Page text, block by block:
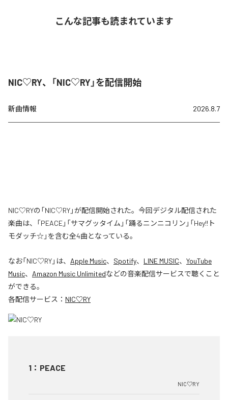
こんな記事も読まれています
NIC♡RY、「NIC♡RY」を配信開始
新曲情報 2026.8.7
NIC♡RYの「NIC♡RY」が配信開始された。今回デジタル配信された
楽曲は、「PEACE」「サマグッタイム」「踊るニンニコリン」「Hey!!ト
モダッチ☆」を含む全4曲となっている。
なお「NIC♡RY」は、 Apple Music、 Spotify、 LINE MUSIC、 YouTube
Music、 Amazon Music Unlimitedなどの音楽配信サービスで聴くこと
ができる。
各配信サービス： NIC♡RY
1 ： PEACE
NIC♡RY